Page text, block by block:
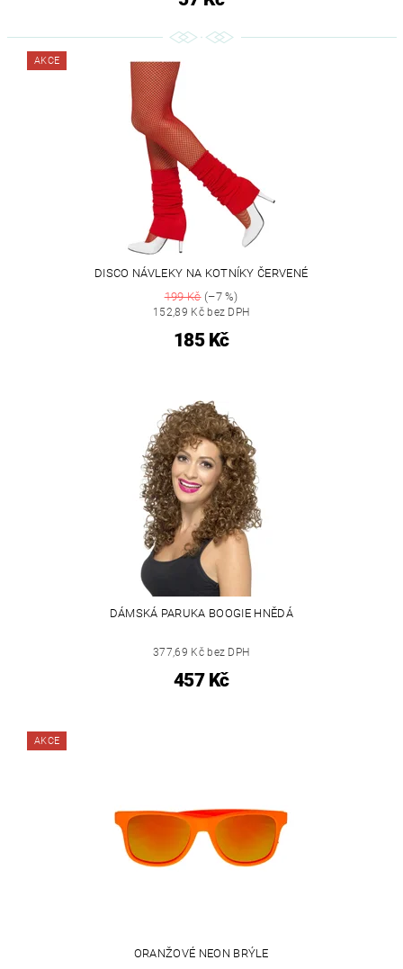
AKCE
DISCO NÁVLEKY NA KOTNÍKY ČERVENÉ
199 Kč(–7 %)
152,89 Kč bez DPH
185 Kč
DÁMSKÁ PARUKA BOOGIE HNĚDÁ
377,69 Kč bez DPH
457 Kč
AKCE
ORANŽOVÉ NEON BRÝLE